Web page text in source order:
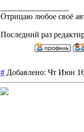
Отрицаю любое своё
Последний раз
# Добавлено: Чт Июн